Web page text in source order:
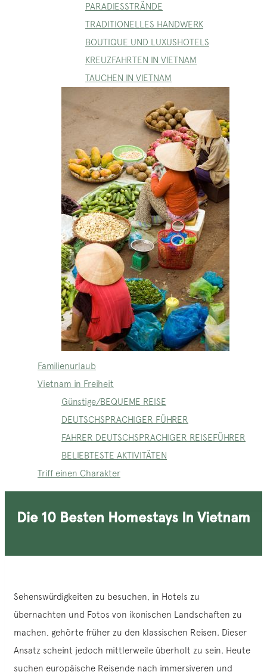
PARADIESSTRÄNDE
TRADITIONELLES HANDWERK
BOUTIQUE UND LUXUSHOTELS
KREUZFAHRTEN IN VIETNAM
TAUCHEN IN VIETNAM
Familienurlaub
Vietnam in Freiheit
Günstige/BEQUEME REISE
DEUTSCHSPRACHIGER FÜHRER
FAHRER DEUTSCHSPRACHIGER REISEFÜHRER
BELIEBTESTE AKTIVITÄTEN
Triff einen Charakter
Die 10 Besten Homestays In Vietnam
Sehenswürdigkeiten zu besuchen, in Hotels zu
übernachten und Fotos von ikonischen Landschaften zu
machen, gehörte früher zu den klassischen Reisen. Dieser
Ansatz scheint jedoch mittlerweile überholt zu sein. Heute
suchen europäische Reisende nach immersiveren und